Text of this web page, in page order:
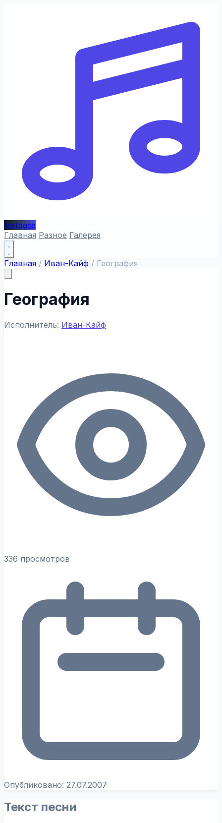
textbase
Главная Разное Галерея
Главная / Иван-Кайф / География
География
Исполнитель: Иван-Кайф
336 просмотров
Опубликовано: 27.07.2007
Текст песни